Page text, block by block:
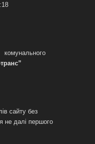
сайту без
не далі першого